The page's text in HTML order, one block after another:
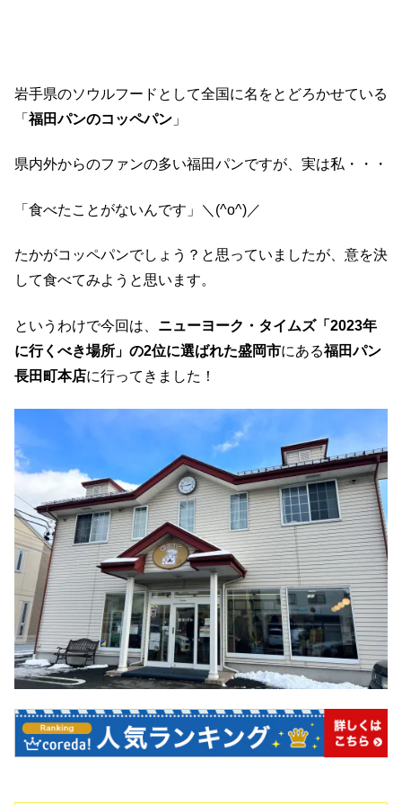
岩手県のソウルフードとして全国に名をとどろかせている
「福田パンのコッペパン 」
県内外からのファンの多い福田パンですが、実は私・・・
「食べたことがないんです」＼(^o^)／
たかがコッペパンでしょう？と思っていましたが、意を決
して食べてみようと思います。
というわけで今回は、 ニューヨーク・タイムズ「2023年
に行くべき場所」の2位に選ばれた盛岡市にある福田パン
長田町本店に行ってきました！